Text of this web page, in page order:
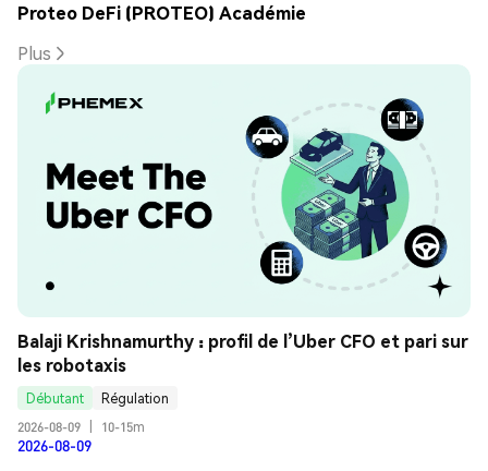
Proteo DeFi (PROTEO) Académie
Plus
Balaji Krishnamurthy : profil de l’Uber CFO et pari sur
les robotaxis
Débutant
Régulation
2026-08-09
10-15m
2026-08-09